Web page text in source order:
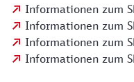
Informationen zum
Informationen zum
Informationen zum
Informationen zum